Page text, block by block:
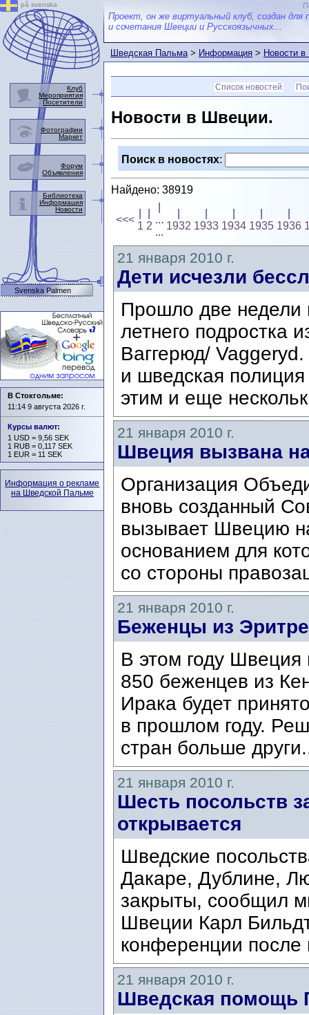
Проект, он же виртуальный клуб, создан для
и сочетания Швеции и Русскоязычных...
Шведская Пальма>Информация>Новости
Список новостей
Новости в Швеции.
Поиск в новостях:
Найдено: 38919
<<<
1 2
...
...
1932 1933 1934 1935 1936
21 января 2010 г.
Дети исчезли
Прошло две недели
летнего подростка
Ваггерюд/
и шведская
этим и еще
21 января 2010 г.
Швеция вызвана
Организация
вновь созданный
вызывает Швецию
основанием для
со стороны
21 января 2010 г.
Беженцы из
В этом году
850 беженцев из
Ирака будет
в прошлом году.
стран больше
21 января 2010 г.
Шесть посольств
открывается
Шведские
Дакаре, Дублине,
закрыты, сообщил
Швеции Карл
конференции
21 января 2010 г.
Шведская помощь
på svenska
Клуб
Мероприятия
Посетители
Фотографии
Маркет
Форум
Объявления
Библиотека
Информация
Новости
Svenska Palmen
В Стокгольме:
11:14 9 августа 2026 г.
Курсы валют:
1 USD = 9,56 SEK
1 RUB = 0,117 SEK
1 EUR = 11 SEK
Информация о рекламе
на Шведской Пальме